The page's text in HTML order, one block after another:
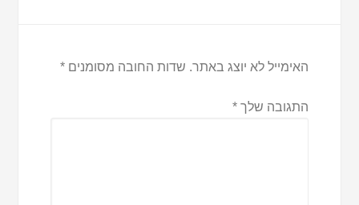
האימייל לא יוצג באתר. שדות החובה מסומנים*
התגובה שלך*